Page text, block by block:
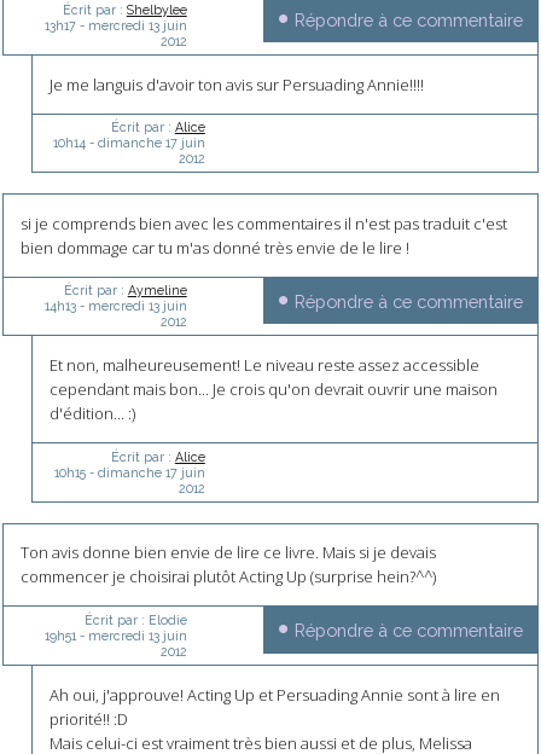
Écrit par : Shelbylee
13h17- mercredi 13 juin
2012
Répondre à ce commentaire
Je me languis d'avoir ton avis sur Persuading Annie!!!!
Écrit par : Alice
10h14 - dimanche 17 juin
2012
si je comprends bien avec les commentaires il n'est pas traduit c'est
bien dommage car tu m'as donné très envie de le lire !
Écrit par : Aymeline
14h13- mercredi 13 juin
2012
Répondre à ce commentaire
Et non, malheureusement! Le niveau reste assez accessible
cependant mais bon... Je crois qu'on devrait ouvrir une maison
d'édition... :)
Écrit par : Alice
10h15- dimanche 17 juin
2012
Ton avis donne bien envie de lire ce livre. Mais si je devais
commencer je choisirai plutôt Acting Up (surprise hein?^^)
Écrit par : Elodie
19h51 - mercredi 13 juin
2012
Répondre à ce commentaire
Ah oui, j'approuve! Acting Up et Persuading Annie sont à lire en
priorité!! :D
Mais celui-ci est vraiment très bien aussi et de plus, Melissa